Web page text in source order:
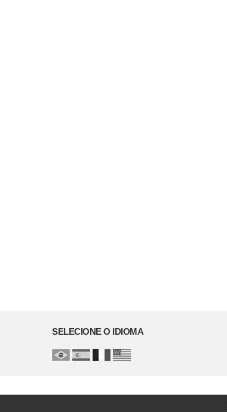
SELECIONE O IDIOMA